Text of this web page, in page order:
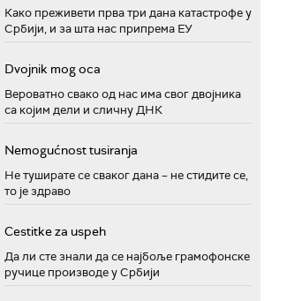
Како преживети прва три дана катастрофе у
Србији, и за шта нас припрема ЕУ
Dvojnik mog oca
Вероватно свако од нас има свог двојника
са којим дели и сличну ДНК
Nemogućnost tusiranja
Не туширате се сваког дана – не стидите се,
то је здраво
Cestitke za uspeh
Да ли сте знали да се најбоље грамофонске
ручице производе у Србији